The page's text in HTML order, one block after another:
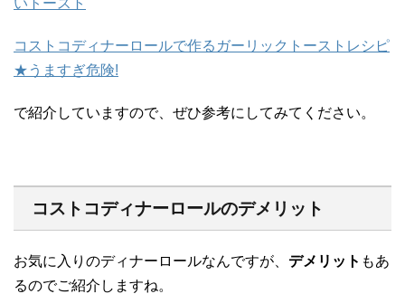
コストコディナーロールで作るガーリックトーストレシピ
★うますぎ危険!
で紹介していますので、ぜひ参考にしてみてください。
コストコディナーロールのデメリット
お気に入りのディナーロールなんですが、 デメリット もあ
るのでご紹介しますね。